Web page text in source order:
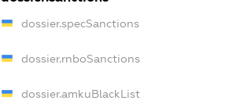
dossier.specSanctions
dossier.rnboSanctions
dossier.amkuBlackList